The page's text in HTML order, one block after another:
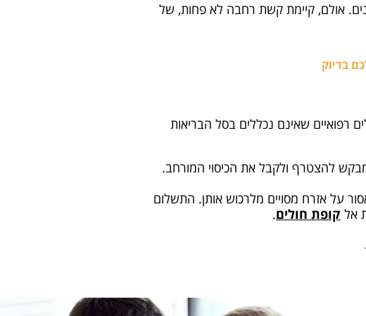
אולם, קיימת קשת רחבה לא פחות, של
בדיוק
רפואיים שאינם נכללים בסל הבריאות
להצטרף ולקבל את הכיסוי המורחב.
על אזרח מסויים מלרכוש אותן. התשלום
אל קופת חולים.